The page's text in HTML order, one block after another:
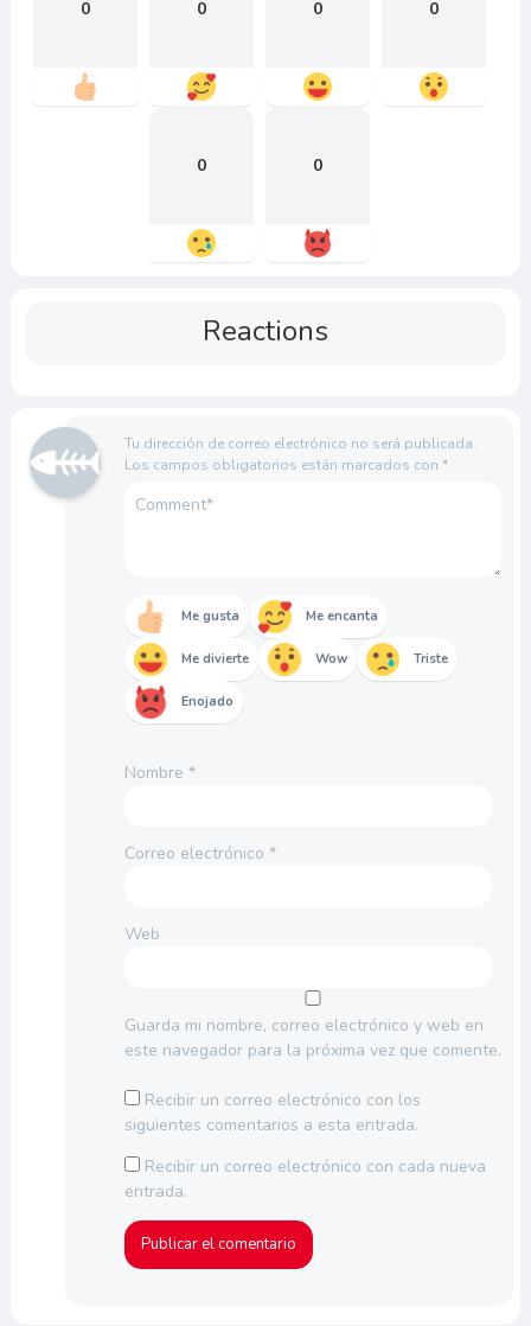
0 0 0 0
0 0
Reactions
Tu dirección de correo electrónico no será publicada.
Los campos obligatorios están marcados con *
Me gusta Me encanta
Me divierte Wow Triste
Enojado
Nombre *
Correo electrónico *
Web
Guarda mi nombre, correo electrónico y web en
este navegador para la próxima vez que comente.
Recibir un correo electrónico con los
siguientes comentarios a esta entrada.
Recibir un correo electrónico con cada nueva
entrada.